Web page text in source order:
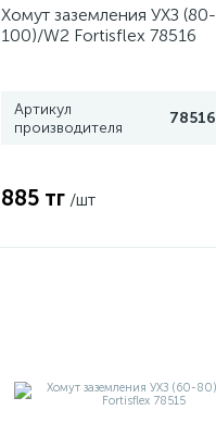
Хомут заземления УХЗ (80-
100)/W2 Fortisflex 78516
Артикул
производителя
78516
885 тг /шт